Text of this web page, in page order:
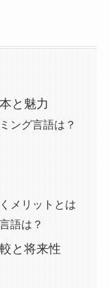
と魅力
ング言語は？
メリットとは
語は？
と将来性